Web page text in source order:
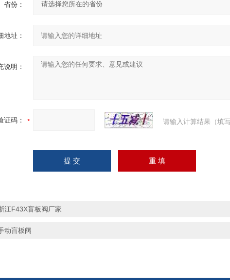
省份：
地址：
说明：
证码： 请输入计算结果（填
江F43X盲板阀厂家
动盲板阀